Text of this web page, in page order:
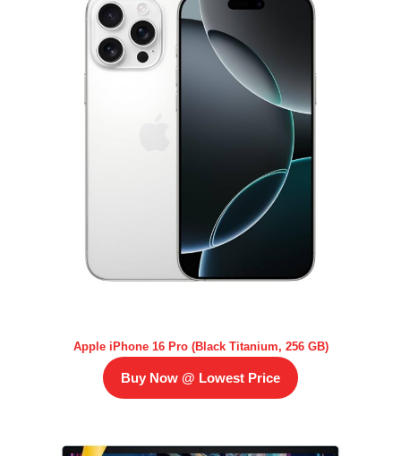
Apple iPhone 16 Pro (Black Titanium, 256 GB)
Buy Now @ Lowest Price